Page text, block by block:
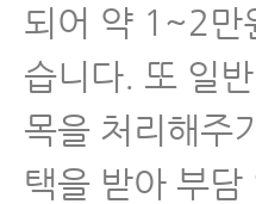
되어 약 1~2만
습니다. 또 일
목을 처리해주
택을 받아 부